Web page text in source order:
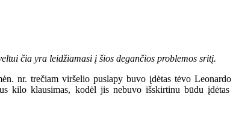
čia yra leidžiamasi į šios degančios problemos sritį.
nr. trečiam viršelio puslapy buvo įdėtas tėvo
kilo klausimas, kodėl jis nebuvo išskirtinu būdu